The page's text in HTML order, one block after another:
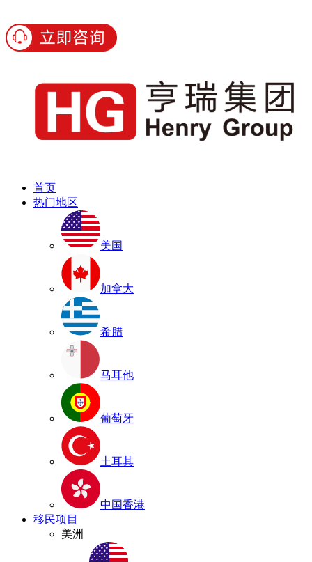
首页
热门地区
美国
加拿大
希腊
马耳他
葡萄牙
土耳其
中国香港
移民项目
美洲